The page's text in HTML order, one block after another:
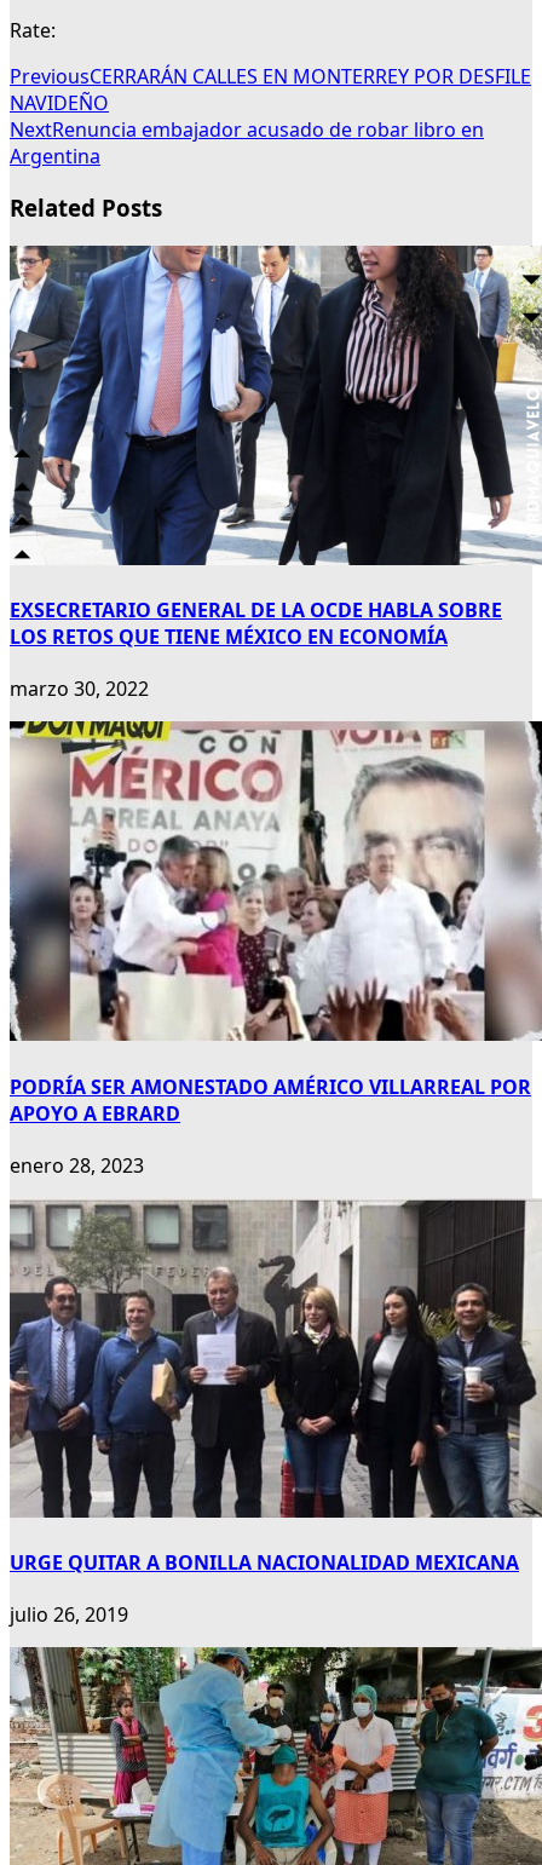
Rate:
PreviousCERRARÁN CALLES EN MONTERREY POR DESFILE
NAVIDEÑO
NextRenuncia embajador acusado de robar libro en
Argentina
Related Posts
EXSECRETARIO GENERAL DE LA OCDE HABLA SOBRE
LOS RETOS QUE TIENE MÉXICO EN ECONOMÍA
marzo 30, 2022
PODRÍA SER AMONESTADO AMÉRICO VILLARREAL POR
APOYO A EBRARD
enero 28, 2023
URGE QUITAR A BONILLA NACIONALIDAD MEXICANA
julio 26, 2019